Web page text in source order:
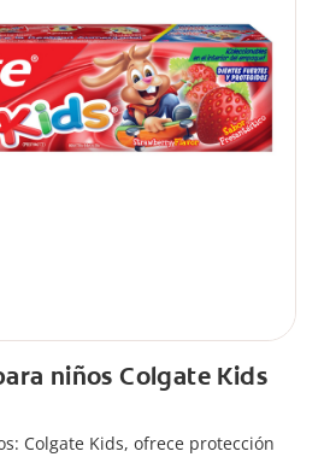
niños Colgate Kids
Colgate Kids, ofrece protección